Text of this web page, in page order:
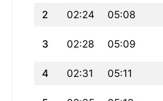
2 02:24 05:08
3 02:28 05:09
4 02:31 05:11